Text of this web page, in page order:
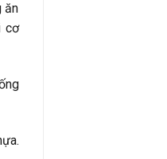
ăn
cơ